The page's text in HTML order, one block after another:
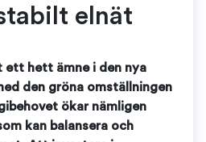
elnät
ett hett ämne i den nya
den gröna omställningen
ökar nämligen
kan balansera och